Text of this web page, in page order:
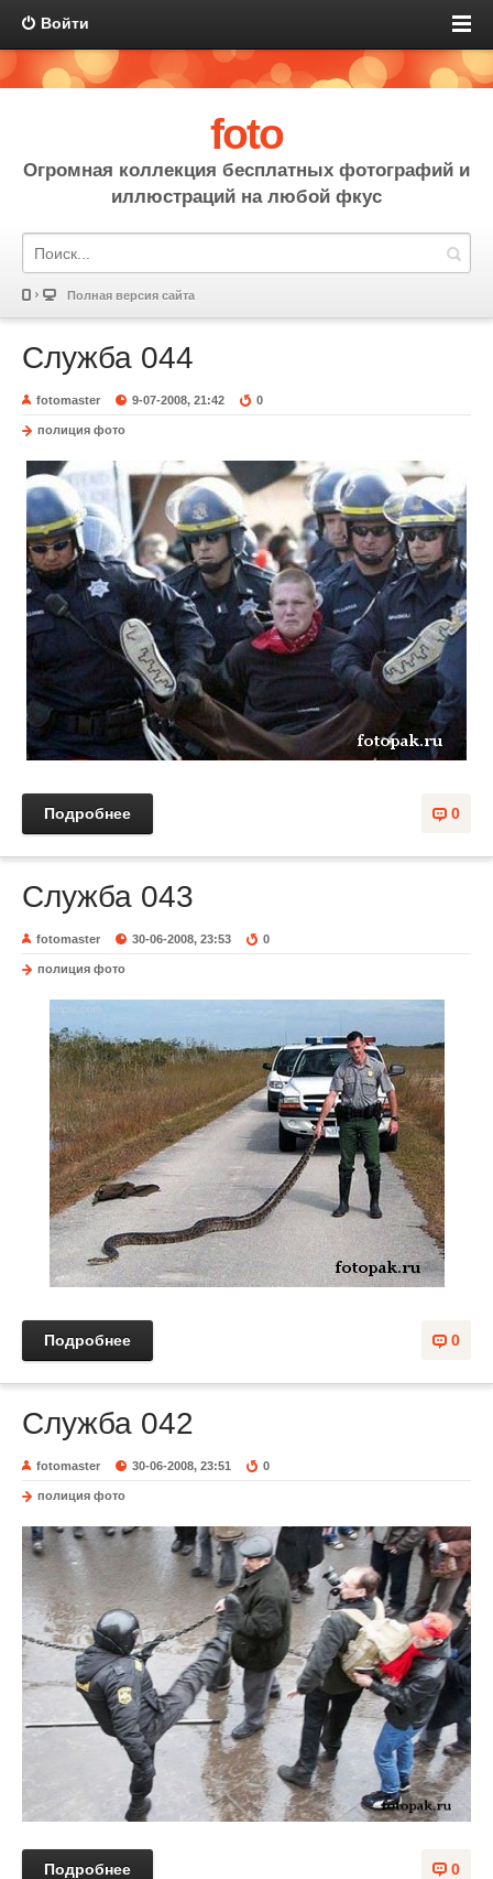
Войти
foto
Огромная коллекция бесплатных фотографий и
иллюстраций на любой фкус
Полная версия сайта
Служба 044
fotomaster 9-07-2008, 21:42 0
полиция фото
0
Подробнее
Служба 043
fotomaster 30-06-2008, 23:53 0
полиция фото
0
Подробнее
Служба 042
fotomaster 30-06-2008, 23:51 0
полиция фото
0
Подробнее